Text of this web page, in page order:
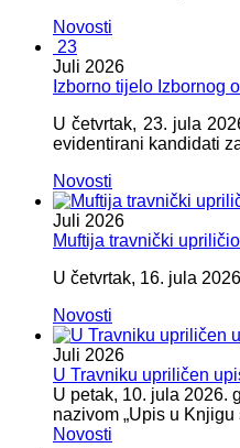
Novosti
23
Juli 2026
Izborno tijelo Izbornog
U četvrtak, 23. jula
evidentirani kandidati
Novosti
Juli 2026
Muftija travnički
U četvrtak, 16. jula
Novosti
Juli 2026
U Travniku upriličen
U petak, 10. jula 2026.
nazivom „Upis u
Novosti